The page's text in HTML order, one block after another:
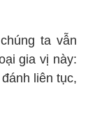
ta vẫn
gia vị này:
liên tục,